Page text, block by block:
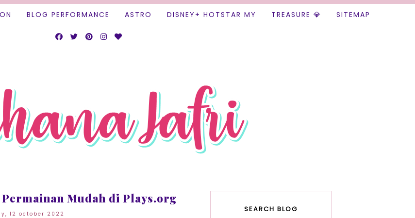
BLOG PERFORMANCE ASTRO DISNEY+ HOTSTAR MY TREASURE 💎 SITEMAP
Mudah di Plays.org
12 october 2022
SEARCH BLOG